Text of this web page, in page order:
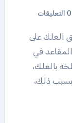
0 التعليقات
في
بالعلك،
ذلك،